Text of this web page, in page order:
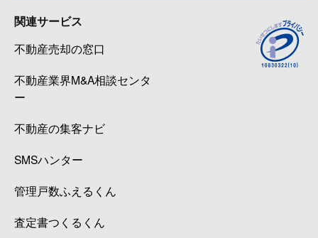
関連サービス
不動産売却の窓口
不動産業界M&A相談センタ
ー
不動産の集客ナビ
SMSハンター
管理戸数ふえるくん
査定書つくるくん